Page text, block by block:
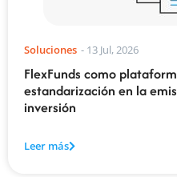
Soluciones - 13 Jul, 2026
FlexFunds como
estandarización en la
inversión
Leer más